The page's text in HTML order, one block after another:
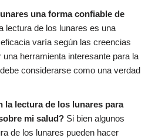
una forma confiable de
lectura de los lunares es una
varía según las creencias
herramienta interesante para la
considerarse como una verdad
la lectura de los lunares para
mi salud? Si bien algunos
de los lunares pueden hacer